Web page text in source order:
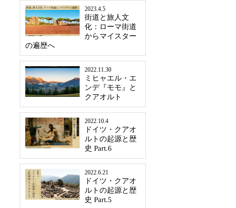
2023.4.5
街道と旅人文
化：ローマ街道
からマイスター
の遍歴へ
2022.11.30
ミヒャエル・エ
ンデ『モモ』と
クアオルト
2022.10.4
ドイツ・クアオ
ルトの起源と歴
史 Part.6
2022.6.21
ドイツ・クアオ
ルトの起源と歴
史 Part.5